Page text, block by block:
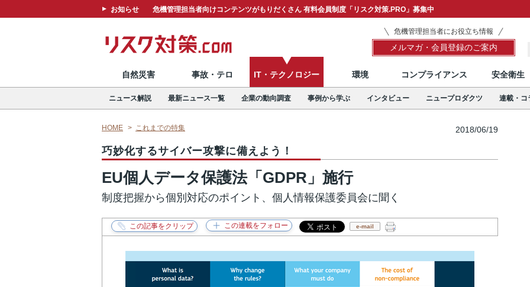
お知らせ 危機管理担当者向けコンテンツがもりだくさん 有料会員制度「リスク対策.PRO」募集中
危機管理担当者にお役立ち情報
メルマガ・会員登録のご案内
自然災害 事故・テロ IT・テクノロジー 環境 コンプライアンス 安全衛生
ニュース解説 最新ニュース一覧 企業の動向調査 事例から学ぶ インタビュー ニュープロダクツ 連載・コ
HOME これまでの特集 2018/06/19
巧妙化するサイバー攻撃に備えよう！
EU個人データ保護法「GDPR」施行
制度把握から個別対応のポイント、個人情報保護委員会に聞く
e-mail